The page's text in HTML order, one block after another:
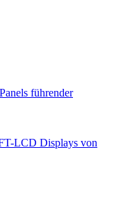
führender
LCD Displays von